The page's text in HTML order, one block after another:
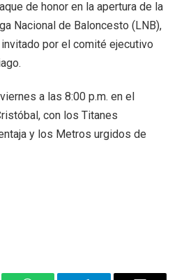
de honor en la apertura de la
Nacional de Baloncesto (LNB),
por el comité ejecutivo
a las 8:00 p.m. en el
con los Titanes
y los Metros urgidos de